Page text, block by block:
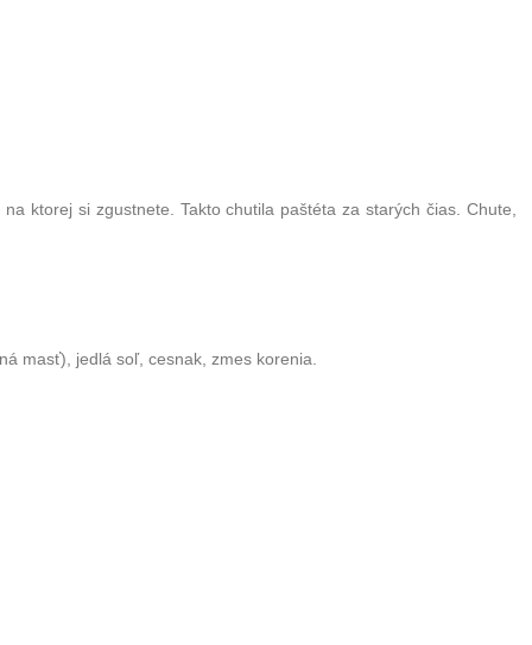
ktorej si zgustnete. Takto chutila paštéta za starých čias. Chute,
masť), jedlá soľ, cesnak, zmes korenia.